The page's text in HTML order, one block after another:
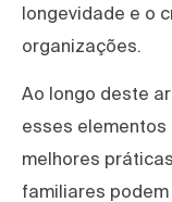
longevidade e o
organizações.
Ao longo deste
esses
melhores
familiares